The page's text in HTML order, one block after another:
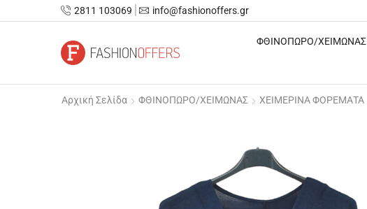
2811 103069 info@fashionoffers.gr
ΦΘΙΝΟΠΩΡΟ/ΧΕΙΜΩΝΑΣ
Αρχική Σελίδα ΦΘΙΝΟΠΩΡΟ/ΧΕΙΜΩΝΑΣ ΧΕΙΜΕΡΙΝΑ ΦΟΡΕΜΑΤΑ